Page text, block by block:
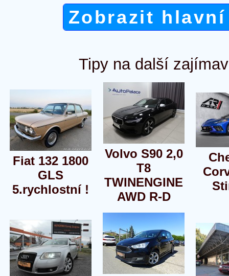
Zobrazit
Tipy na další
Fiat 132 1800
GLS
5.rychlostní !
Volvo S90 2,0
T8
TWINENGINE
AWD R-D